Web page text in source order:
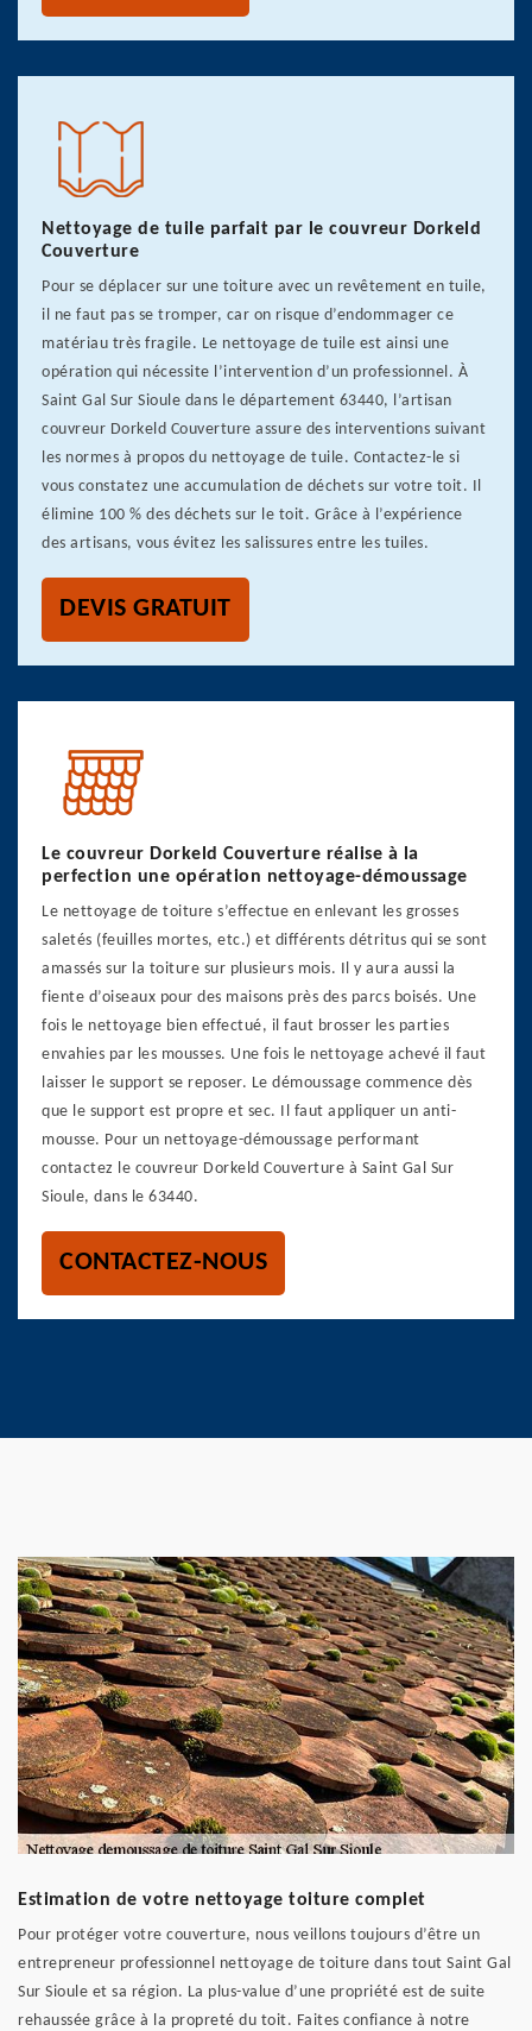
Nettoyage de tuile parfait par le couvreur Dorkeld
Couverture
Pour se déplacer sur une toiture avec un revêtement en tuile,
il ne faut pas se tromper, car on risque d’endommager ce
matériau très fragile. Le nettoyage de tuile est ainsi une
opération qui nécessite l’intervention d’un professionnel. À
Saint Gal Sur Sioule dans le département 63440, l’artisan
couvreur Dorkeld Couverture assure des interventions suivant
les normes à propos du nettoyage de tuile. Contactez-le si
vous constatez une accumulation de déchets sur votre toit. Il
élimine 100 % des déchets sur le toit. Grâce à l’expérience
des artisans, vous évitez les salissures entre les tuiles.
DEVIS GRATUIT
Le couvreur Dorkeld Couverture réalise à la
perfection une opération nettoyage-démoussage
Le nettoyage de toiture s’effectue en enlevant les grosses
saletés (feuilles mortes, etc.) et différents détritus qui se sont
amassés sur la toiture sur plusieurs mois. Il y aura aussi la
fiente d’oiseaux pour des maisons près des parcs boisés. Une
fois le nettoyage bien effectué, il faut brosser les parties
envahies par les mousses. Une fois le nettoyage achevé il faut
laisser le support se reposer. Le démoussage commence dès
que le support est propre et sec. Il faut appliquer un anti-
mousse. Pour un nettoyage-démoussage performant
contactez le couvreur Dorkeld Couverture à Saint Gal Sur
Sioule, dans le 63440.
CONTACTEZ-NOUS
Estimation de votre nettoyage toiture complet
Pour protéger votre couverture, nous veillons toujours d’être un
entrepreneur professionnel nettoyage de toiture dans tout Saint Gal
Sur Sioule et sa région. La plus-value d’une propriété est de suite
rehaussée grâce à la propreté du toit. Faites confiance à notre